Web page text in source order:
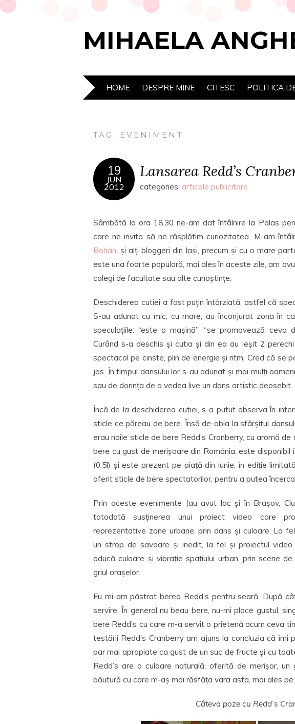
MIHAELA
HOME DESPRE MINE CITESC POLITICA
TAG: EVENIMENT
19
JUN
2012
Lansarea Redd’s
categories: articole publicitare
Sâmbătă la ora 18.30 ne-am dat întâlnire la Palas
care ne invita să ne răsplătim curiozitatea. M-am
Bohan, și alți bloggeri din Iași, precum și cu o mare
este una foarte populară, mai ales în aceste zile, am
colegi de facultate sau alte cunoștințe.
Deschiderea cutiei a fost puțin întârziată, astfel că
S-au adunat cu mic, cu mare, au înconjurat zona în
speculațiile: “este o mașină”, “se promovează ceva
Curând s-a deschis și cutia și din ea au ieșit 2
spectacol pe cinste, plin de energie și ritm. Cred că se
jos. În timpul dansului lor s-au adunat și mai mulți
sau de dorința de a vedea live un dans artistic deosebit.
Încă de la deschiderea cutiei, s-a putut observa în
sticle ce păreau de bere. Însă de-abia la sfârșitul
erau noile sticle de bere Redd’s Cranberry, cu aromă
bere cu gust de merișoare din România, este disponibil
(0.5l) și este prezent pe piață din iunie, în ediție
oferit sticle de bere spectatorilor, pentru a putea
Prin aceste evenimente (au avut loc și în Brașov,
totodată susținerea unui proiect video care
reprezentative zone urbane, prin dans și culoare. La
un strop de savoare și inedit, la fel și proiectul video
aducă culoare și vibrație spațiului urban, prin scene
griul orașelor.
Eu mi-am păstrat berea Redd’s pentru seară. După
servire. În general nu beau bere, nu-mi place gustul,
bere Redd’s cu care m-a servit o prietenă acum ceva
testării Redd’s Cranberry am ajuns la concluzia că
par mai apropiate ca gust de un suc de fructe și cu
Redd’s are o culoare naturală, oferită de merișor,
băutură cu care m-aș mai răsfăța vara asta, mai ales
Câteva poze cu Redd’s